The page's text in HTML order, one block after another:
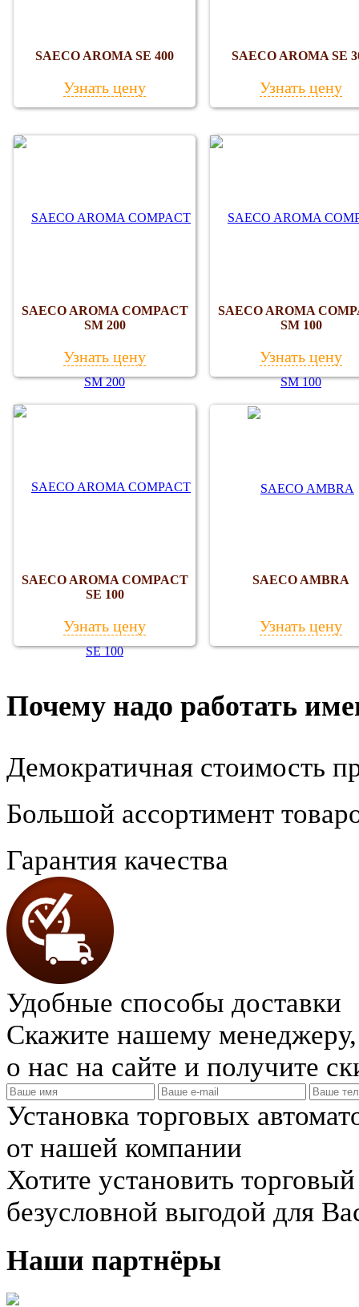
SAECO AROMA SE 400
Узнать цену
SAECO AROMA SE
Узнать цену
SAECO AROMA COMPACT
SM 200
Узнать цену
SAECO AROMA
SM 100
Узнать цену
SAECO AROMA COMPACT
SE 100
Узнать цену
SAECO AMBRA
Узнать цену
Почему надо работать
Демократичная стоимость
Большой ассортимент
Гарантия качества
Удобные способы доставки
Скажите нашему менеджеру,
о нас на сайте и получите
Установка торговых
от нашей компании
Хотите установить
безусловной выгодой для
Наши партнёры